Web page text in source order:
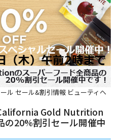
ル セール&割引情報 ビューティヘ
Gold Nutrition
の20%割引セール開催中